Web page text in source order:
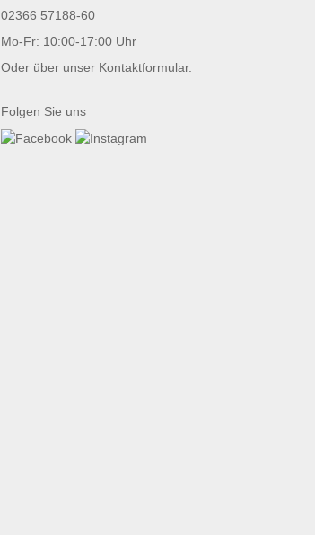
02366 57188-60
Mo-Fr: 10:00-17:00 Uhr
Oder über unser Kontaktformular.
Folgen Sie uns